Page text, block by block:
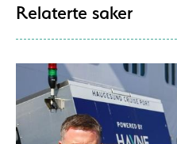
Relaterte saker